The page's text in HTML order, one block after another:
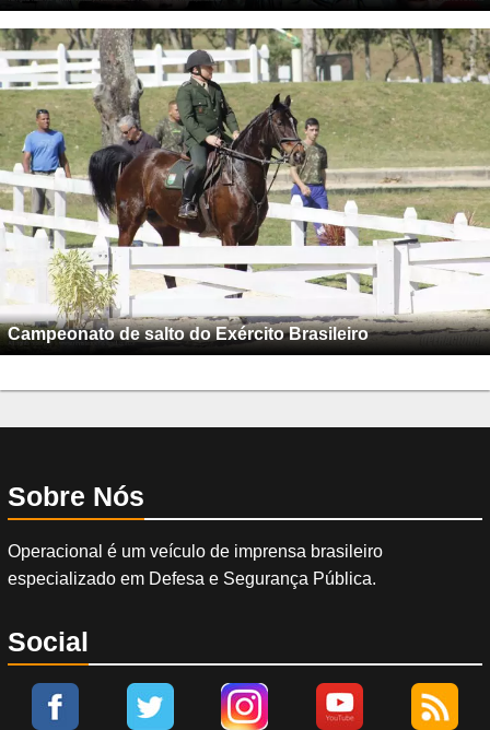
Campeonato de salto do Exército Brasileiro
Sobre Nós
Operacional é um veículo de imprensa brasileiro
especializado em Defesa e Segurança Pública.
Social